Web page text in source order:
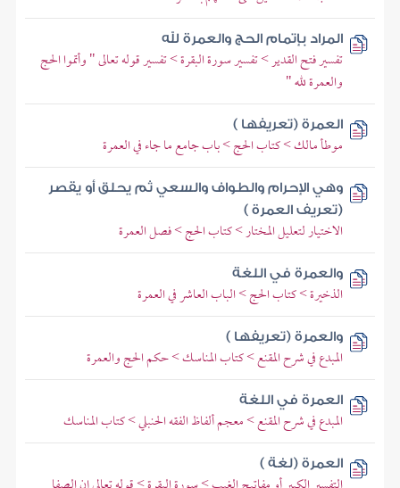
المراد بإتمام الحج والعمرة لله
تفسير فتح القدير > تفسير سورة البقرة > تفسير قوله تعالى " وأتموا الحج
والعمرة لله "
العمرة (تعريفها )
موطأ مالك > كتاب الحج > باب جامع ما جاء في العمرة
وهي الإحرام والطواف والسعي ثم يحلق أو يقصر
(تعريف العمرة )
الاختيار لتعليل المختار > كتاب الحج > فصل العمرة
والعمرة في اللغة
الذخيرة > كتاب الحج > الباب العاشر في العمرة
والعمرة (تعريفها )
المبدع في شرح المقنع > كتاب المناسك > حكم الحج والعمرة
العمرة في اللغة
المبدع في شرح المقنع > معجم ألفاظ الفقه الحنبلي > كتاب المناسك
العمرة (لغة )